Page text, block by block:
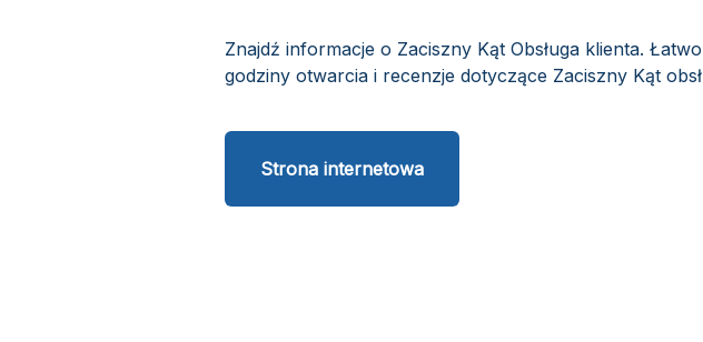
Znajdź informacje o Zaciszny Kąt Obsługa klienta.
godziny otwarcia i recenzje dotyczące Zaciszny Kąt
Strona internetowa